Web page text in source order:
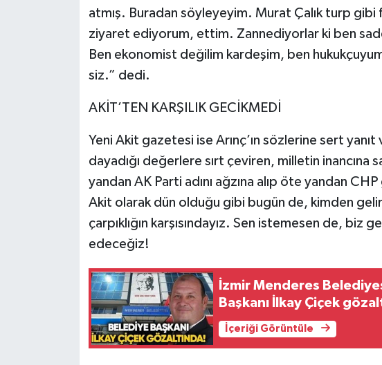
atmış. Buradan söyleyeyim. Murat Çalık turp gibi
ziyaret ediyorum, ettim. Zannediyorlar ki ben
Ben ekonomist değilim kardeşim, ben
siz.” dedi.
AKİT’TEN KARŞILIK GECİKMEDİ
Yeni Akit gazetesi ise Arınç’ın sözlerine sert yanıt
dayadığı değerlere sırt çeviren, milletin inancına
yandan AK Parti adını ağzına alıp öte yandan
Akit olarak dün olduğu gibi bugün de, kimden
çarpıklığın karşısındayız. Sen istemesen de, biz
edeceğiz!
İzmir Menderes
Başkanı İlkay Çiçek
İçeriği Görüntüle